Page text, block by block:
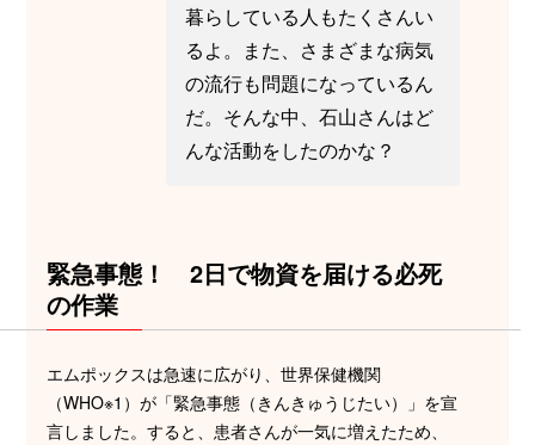
暮らしている人もたくさんい
るよ。また、さまざまな病気
の流行も問題になっているん
だ。そんな中、石山さんはど
んな活動をしたのかな？
緊急事態！ 2日で物資を届ける必死
の作業
エムポックスは急速に広がり、世界保健機関
（WHO※1）が「緊急事態（きんきゅうじたい）」を宣
言しました。すると、患者さんが一気に増えたため、